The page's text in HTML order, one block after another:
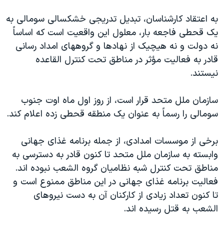
به اعتقاد کارشناسان، تبديل تدريجی خشکسالی سومالی به
يک قحطی فاجعه بار، معلول اين واقعيت است که اساساً
نه دولت و نه هيچيک از نهادها و گروههای امداد رسانی
قادر به فعاليت مؤثر در مناطق تحت کنترل القاعده
نيستند.
سازمان ملل متحد قرار است، از روز اول ماه اوت جنوب
سومالی را رسماً به عنوان يک منطقه قحطی زده اعلام کند.
برخی از موسسات امدادی، از جمله برنامه غذای جهانی
وابسته به سازمان ملل متحد تا کنون قادر به دسترسی به
مناطق تحت کنترل شبه نظاميان گروه الشعب نبوده اند.
فعاليت برنامه غذای جهانی در اين مناطق ممنوع است و
تا کنون تعداد زيادی از کارکنان آن به دست نيروهای
الشعب به قتل رسيده اند.